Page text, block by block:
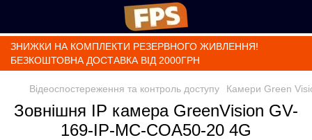
ЗНИЖКИ НА КОМПЛЕКТИ РЕЗЕРВНОГО ЖИВЛЕННЯ!
БЕЗКОШТОВНА ДОСТАВКА ВІД 2000ГРН
Відеоспостереження та контроль доступу Камери Green
Зовнішня IP камера GreenVision GV-
169-IP-MC-COA50-20 4G